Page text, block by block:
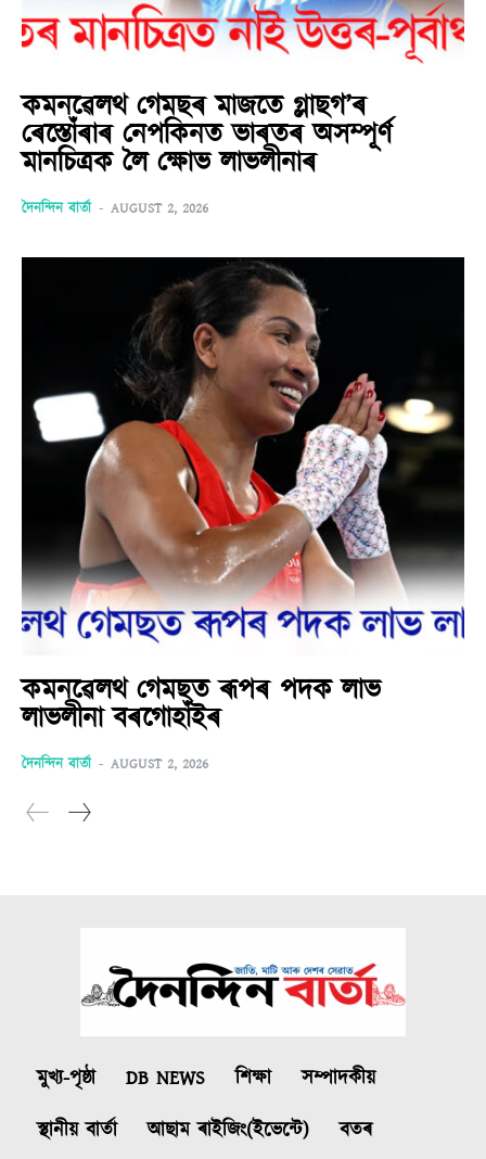
কমনৱেলথ গেমছৰ মাজতে গ্লাছগ’ৰ
ৰেস্তোঁৰাৰ নেপকিনত ভাৰতৰ অসম্পূৰ্ণ
মানচিত্ৰক লৈ ক্ষোভ লাভলীনাৰ
দৈনন্দিন বাৰ্তা - AUGUST 2, 2026
কমনৱেলথ গেমছত ৰূপৰ পদক লাভ
লাভলীনা বৰগোহাঁইৰ
দৈনন্দিন বাৰ্তা - AUGUST 2, 2026
মুখ্য-পৃষ্ঠা DB NEWS শিক্ষা
সম্পাদকীয়
স্থানীয় বাৰ্তা
আছাম ৰাইজিং(ইভেন্টে) বতৰ